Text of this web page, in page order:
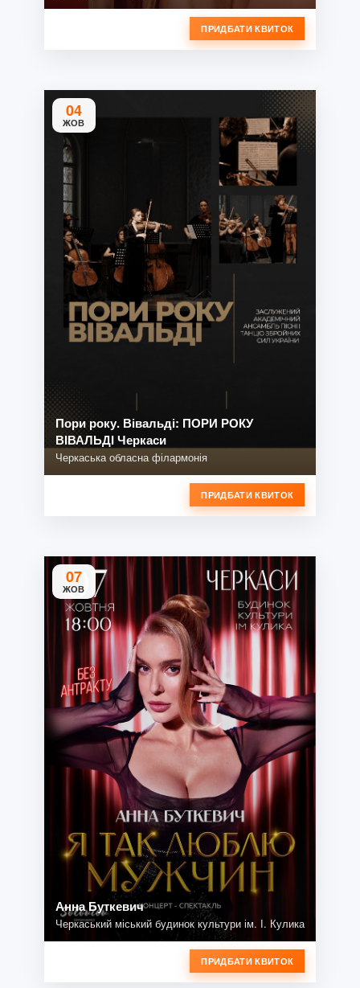
ПРИДБАТИ КВИТОК
04
ЖОВ
Пори року. Вівальді: ПОРИ РОКУ
ВІВАЛЬДІ Черкаси
Черкаська обласна філармонія
ПРИДБАТИ КВИТОК
07
ЖОВ
Анна Буткевич
Черкаський міський будинок культури ім. І. Кулика
ПРИДБАТИ КВИТОК